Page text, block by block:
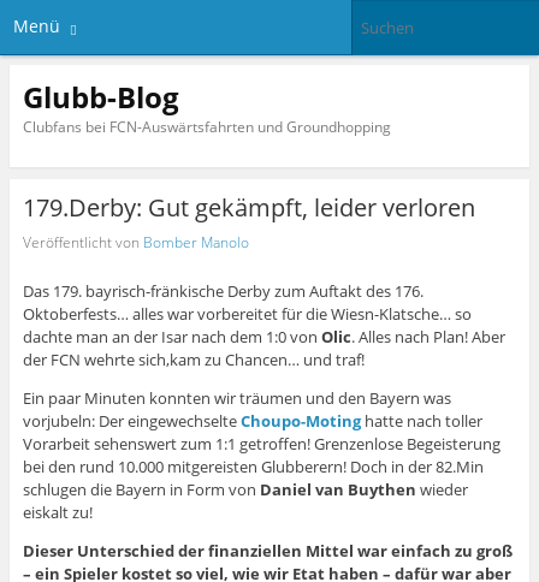
Menü
Glubb-Blog
Clubfans bei FCN-Auswärtsfahrten und Groundhopping
179.Derby: Gut gekämpft, leider verloren
Veröffentlicht von Bomber Manolo
Das 179. bayrisch-fränkische Derby zum Auftakt des 176.
Oktoberfests… alles war vorbereitet für die Wiesn-Klatsche… so
dachte man an der Isar nach dem 1:0 von Olic. Alles nach Plan! Aber
der FCN wehrte sich,kam zu Chancen… und traf!
Ein paar Minuten konnten wir träumen und den Bayern was
vorjubeln: Der eingewechselteChoupo-Motinghatte nach toller
Vorarbeit sehenswert zum 1:1 getroffen! Grenzenlose Begeisterung
bei den rund 10.000 mitgereisten Glubberern! Doch in der 82.Min
schlugen die Bayern in Form von Daniel van Buythen wieder
eiskalt zu!
Dieser Unterschied der finanziellen Mittel war einfach zu groß
– ein Spieler kostet so viel, wie wir Etat haben – dafür war aber